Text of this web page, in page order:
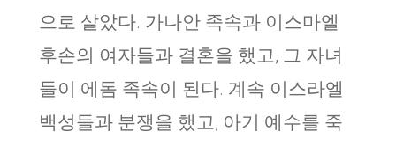
으로 살았다. 가나안 족속과 이스마엘
후손의 여자들과 결혼을 했고, 그 자녀
들이 에돔 족속이 된다. 계속 이스라엘
백성들과 분쟁을 했고, 아기 예수를 죽